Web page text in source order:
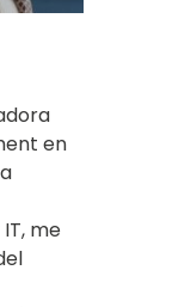
en
me